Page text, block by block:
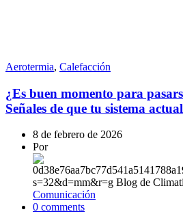
Aerotermia, Calefacción
¿Es buen momento para
Señales de que tu sistema
8 de febrero de 2026
Por
Comunicación
0 comments